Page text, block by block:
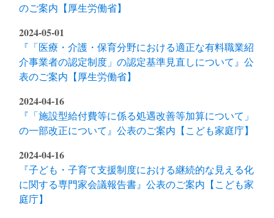
のご案内【厚生労働省】
2024-05-01
『「医療・介護・保育分野における適正な有料職業紹
介事業者の認定制度」の認定基準見直しについて』公
表のご案内【厚生労働省】
2024-04-16
『「施設型給付費等に係る処遇改善等加算について」
の一部改正について』公表のご案内【こども家庭庁】
2024-04-16
『子ども・子育て支援制度における継続的な見える化
に関する専門家会議報告書』公表のご案内【こども家
庭庁】